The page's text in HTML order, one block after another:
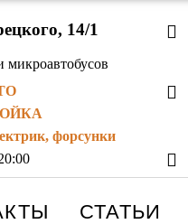
14/1
микроавтобусов
форсунки
СТАТЬИ